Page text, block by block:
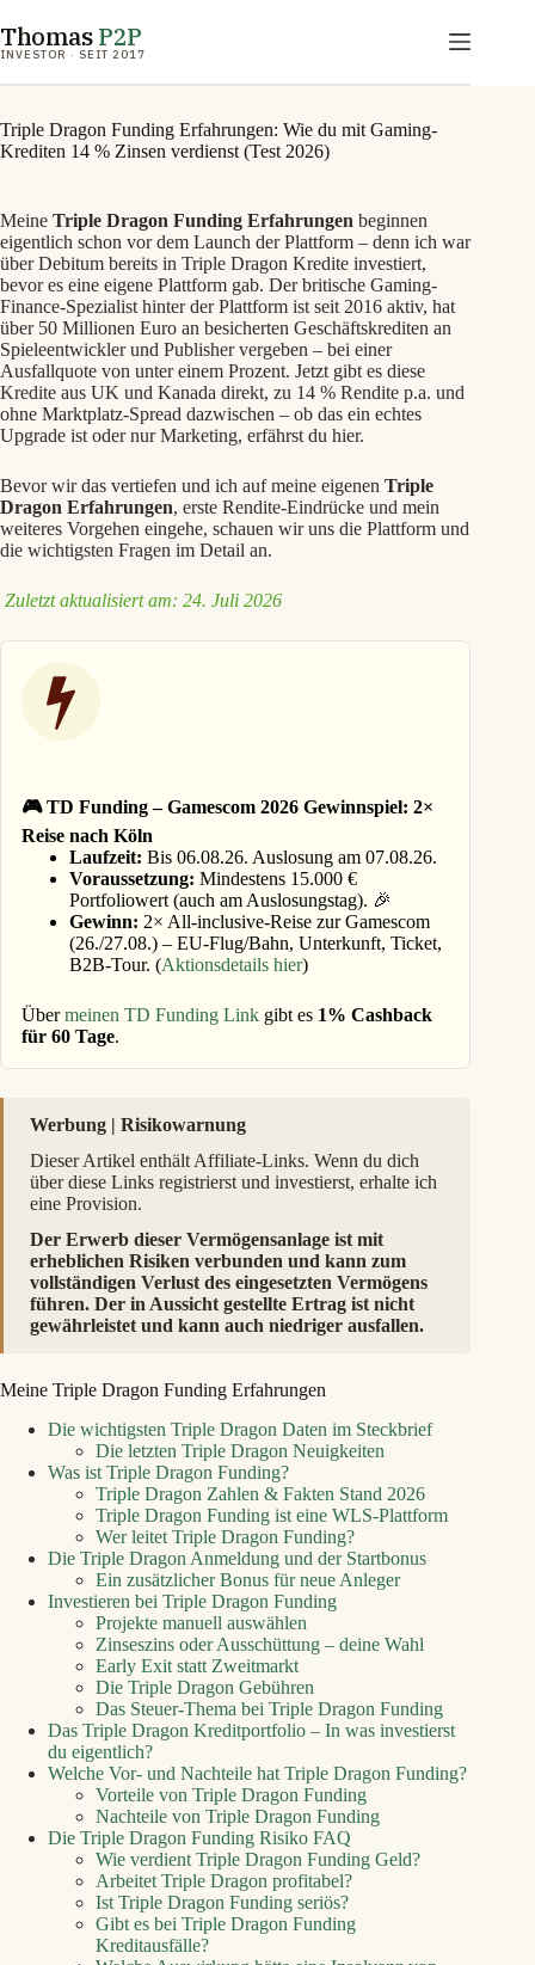
Inhalt
springen
ThomasP2P
INVESTOR · SEIT 2017
Triple Dragon Funding Erfahrungen: Wie du mit Gaming-
Krediten 14 % Zinsen verdienst (Test 2026)
Meine Triple Dragon Funding Erfahrungen beginnen
eigentlich schon vor dem Launch der Plattform – denn ich war
über Debitum bereits in Triple Dragon Kredite investiert,
bevor es eine eigene Plattform gab. Der britische Gaming-
Finance-Spezialist hinter der Plattform ist seit 2016 aktiv, hat
über 50 Millionen Euro an besicherten Geschäftskrediten an
Spieleentwickler und Publisher vergeben – bei einer
Ausfallquote von unter einem Prozent. Jetzt gibt es diese
Kredite aus UK und Kanada direkt, zu 14 % Rendite p.a. und
ohne Marktplatz-Spread dazwischen – ob das ein echtes
Upgrade ist oder nur Marketing, erfährst du hier.
Bevor wir das vertiefen und ich auf meine eigenen Triple
Dragon Erfahrungen, erste Rendite‑Eindrücke und mein
weiteres Vorgehen eingehe, schauen wir uns die Plattform und
die wichtigsten Fragen im Detail an.
Zuletzt aktualisiert am: 24. Juli 2026
🎮 TD Funding – Gamescom 2026 Gewinnspiel: 2×
Reise nach Köln
Laufzeit: Bis 06.08.26. Auslosung am 07.08.26.
Voraussetzung: Mindestens 15.000 €
Portfoliowert (auch am Auslosungstag). 🎉
Gewinn: 2× All-inclusive-Reise zur Gamescom
(26./27.08.) – EU-Flug/Bahn, Unterkunft, Ticket,
B2B-Tour. (Aktionsdetails hier)
Übermeinen TD Funding Link gibt es 1% Cashback
für 60 Tage.
Werbung | Risikowarnung
Dieser Artikel enthält Affiliate-Links. Wenn du dich
über diese Links registrierst und investierst, erhalte ich
eine Provision.
Der Erwerb dieser Vermögensanlage ist mit
erheblichen Risiken verbunden und kann zum
vollständigen Verlust des eingesetzten Vermögens
führen. Der in Aussicht gestellte Ertrag ist nicht
gewährleistet und kann auch niedriger ausfallen.
Meine Triple Dragon Funding Erfahrungen
Die wichtigsten Triple Dragon Daten im Steckbrief
Die letzten Triple Dragon Neuigkeiten
Was ist Triple Dragon Funding?
Triple Dragon Zahlen & Fakten Stand 2026
Triple Dragon Funding ist eine WLS‑Plattform
Wer leitet Triple Dragon Funding?
Die Triple Dragon Anmeldung und der Startbonus
Ein zusätzlicher Bonus für neue Anleger
Investieren bei Triple Dragon Funding
Projekte manuell auswählen
Zinseszins oder Ausschüttung – deine Wahl
Early Exit statt Zweitmarkt
Die Triple Dragon Gebühren
Das Steuer‑Thema bei Triple Dragon Funding
Das Triple Dragon Kreditportfolio – In was investierst
du eigentlich?
Welche Vor‑ und Nachteile hat Triple Dragon Funding?
Vorteile von Triple Dragon Funding
Nachteile von Triple Dragon Funding
Die Triple Dragon Funding Risiko FAQ
Wie verdient Triple Dragon Funding Geld?
Arbeitet Triple Dragon profitabel?
Ist Triple Dragon Funding seriös?
Gibt es bei Triple Dragon Funding
Kreditausfälle?